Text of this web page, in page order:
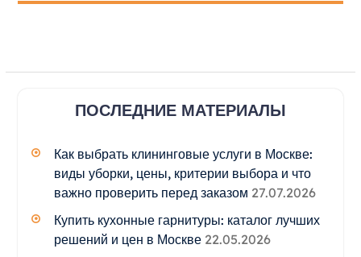
ПОСЛЕДНИЕ МАТЕРИАЛЫ
Как выбрать клининговые услуги в Москве:
виды уборки, цены, критерии выбора и что
важно проверить перед заказом 27.07.2026
Купить кухонные гарнитуры: каталог лучших
решений и цен в Москве 22.05.2026